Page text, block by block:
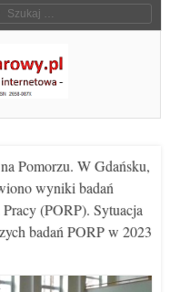
Szukaj
Pomorzu. W Gdańsku,
wyniki badań
(PORP). Sytuacja
badań PORP w 2023